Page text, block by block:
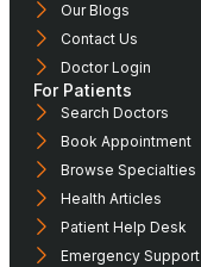
Our Blogs
Contact Us
Doctor Login
For Patients
Search Doctors
Book Appointment
Browse Specialties
Health Articles
Patient Help Desk
Emergency Support